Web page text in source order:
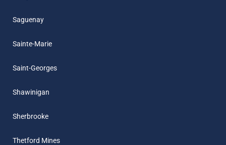
Saguenay
Sainte-Marie
Saint-Georges
Shawinigan
Sherbrooke
Thetford Mines